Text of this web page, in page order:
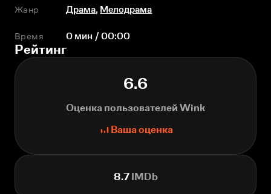
Жанр Драма, Мелодрама
Время 0 мин / 00:00
Рейтинг
6.6
Оценка пользователей Wink
Ваша оценка
8.7IMDb